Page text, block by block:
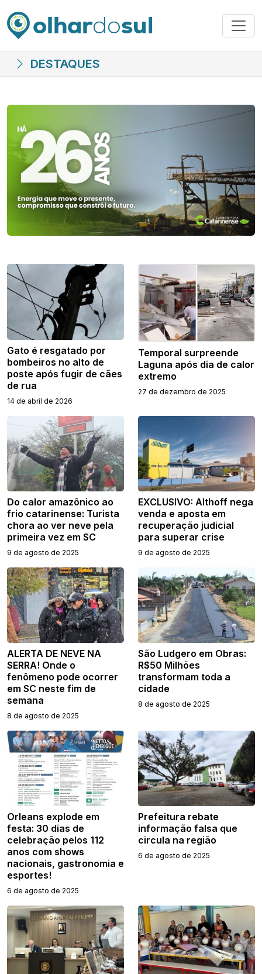
DESTAQUES
Gato é resgatado por
bombeiros no alto de
poste após fugir de cães
de rua
14 de abril de 2026
Temporal surpreende
Laguna após dia de calor
extremo
27 de dezembro de 2025
Do calor amazônico ao
frio catarinense: Turista
chora ao ver neve pela
primeira vez em SC
9 de agosto de 2025
EXCLUSIVO: Althoff nega
venda e aposta em
recuperação judicial
para superar crise
9 de agosto de 2025
ALERTA DE NEVE NA
SERRA! Onde o
fenômeno pode ocorrer
em SC neste fim de
semana
8 de agosto de 2025
São Ludgero em Obras:
R$50 Milhões
transformam toda a
cidade
8 de agosto de 2025
Orleans explode em
festa: 30 dias de
celebração pelos 112
anos com shows
nacionais, gastronomia e
esportes!
6 de agosto de 2025
Prefeitura rebate
informação falsa que
circula na região
6 de agosto de 2025